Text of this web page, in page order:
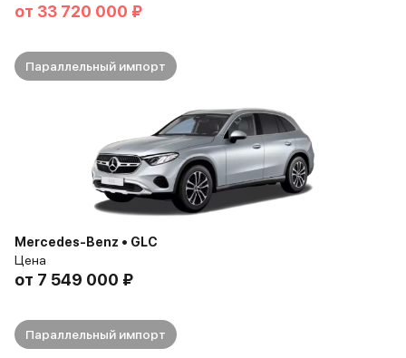
от 33 720 000 ₽
Параллельный импорт
Mercedes-Benz • GLC
Цена
от 7 549 000 ₽
Параллельный импорт